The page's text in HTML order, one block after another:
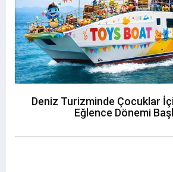
Deniz Turizminde Çocuklar
Eğlence Dönemi